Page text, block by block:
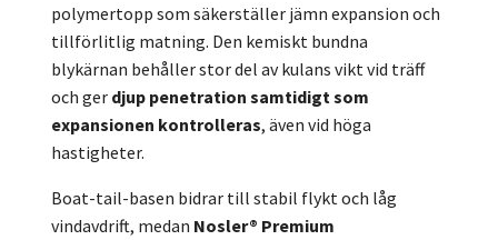
polymer­topp som säkerställer jämn expansion och
tillförlitlig matning. Den kemiskt bundna
blykärnan behåller stor del av kulans vikt vid träff
och ger djup penetration samtidigt som
expansionen kontrolleras, även vid höga
hastigheter.
Boat-tail-basen bidrar till stabil flykt och låg
vindavdrift, medan Nosler® Premium